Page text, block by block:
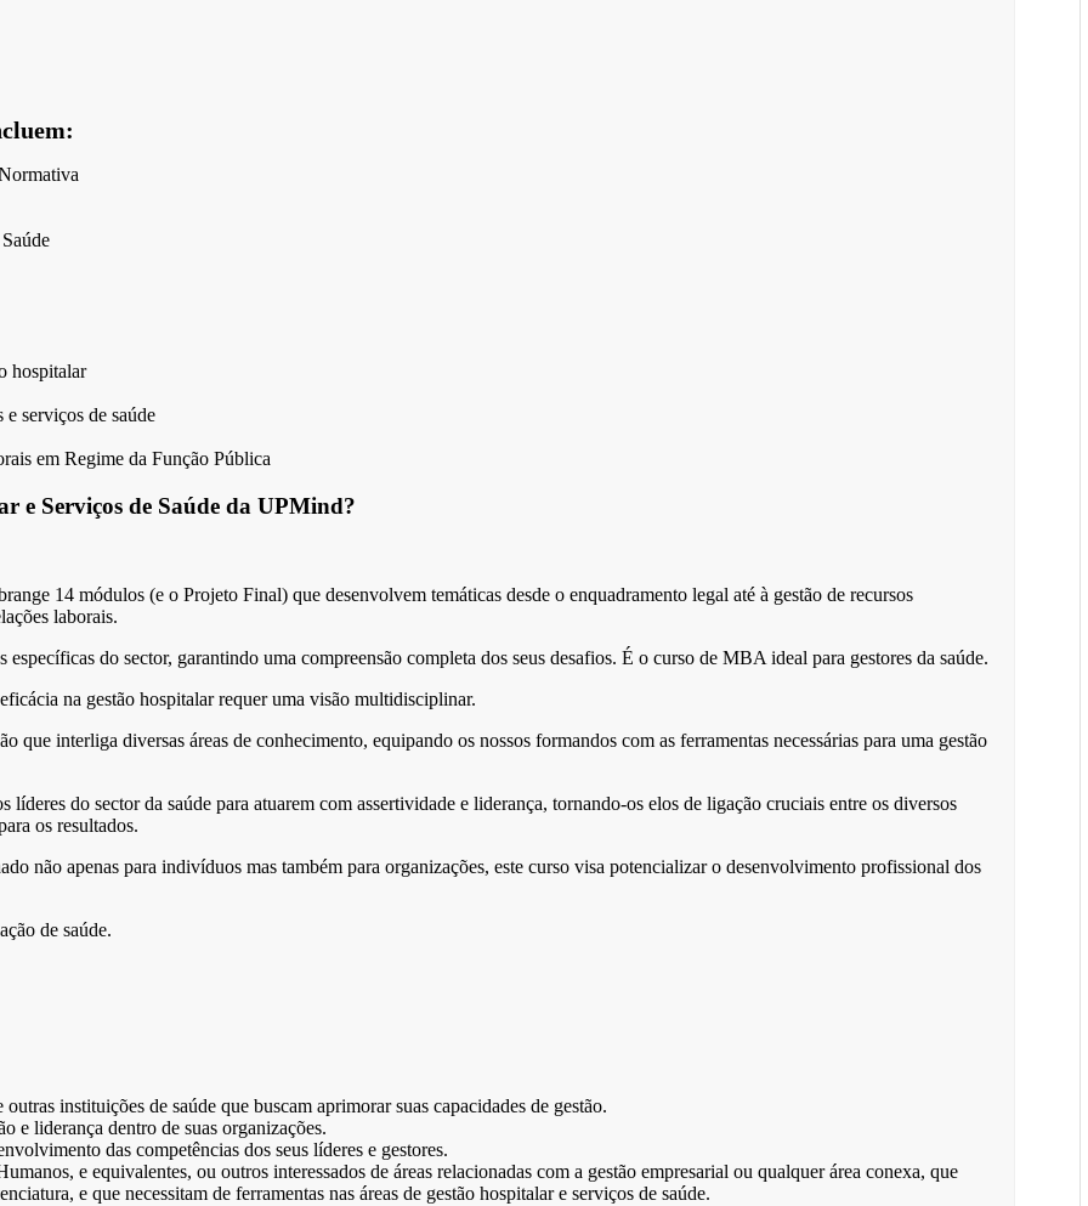
hospitalar
serviços de saúde
em Regime da Função Pública
e Serviços de Saúde da UPMind?
14 módulos (e o Projeto Final) que desenvolvem temáticas desde o enquadramento legal até à gestão de recursos
laborais.
do sector, garantindo uma compreensão completa dos seus desafios. É o curso de MBA ideal para gestores da saúde.
na gestão hospitalar requer uma visão multidisciplinar.
interliga diversas áreas de conhecimento, equipando os nossos formandos com as ferramentas necessárias para uma gestão
do sector da saúde para atuarem com assertividade e liderança, tornando-os elos de ligação cruciais entre os diversos
os resultados.
não apenas para indivíduos mas também para organizações, este curso visa potencializar o desenvolvimento profissional dos
de saúde.
instituições de saúde que buscam aprimorar suas capacidades de gestão.
e liderança dentro de suas organizações.
das competências dos seus líderes e gestores.
e equivalentes, ou outros interessados de áreas relacionadas com a gestão empresarial ou qualquer área conexa, que
e que necessitam de ferramentas nas áreas de gestão hospitalar e serviços de saúde.